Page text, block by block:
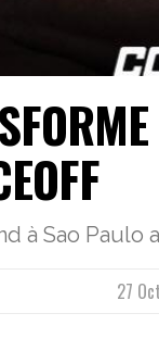
à Sao Paulo
27